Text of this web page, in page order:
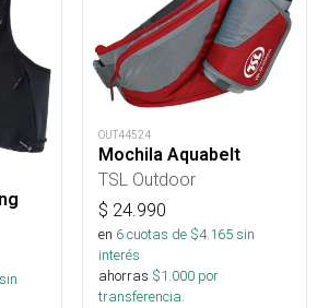
sin
OUT44524
Mochila Aquabelt
TSL Outdoor
$ 24.990
en 6cuotas de $4.165sin
interés
ahorras $1.000 por
transferencia.